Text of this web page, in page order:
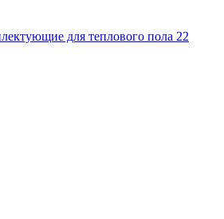
для теплового пола 22